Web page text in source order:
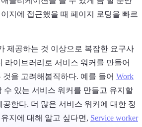
지에 접근했을 때 페이지 로딩을 빠르
제공하는 것 이상으로 복잡한 요구사
라이브러리로 서비스 워커를 만들어
을 고려해봄직하다. 예를 들어 Work
수 있는 서비스 워커를 만들고 유지할
한다. 더 많은 서비스 워커에 대한 정
지에 대해 알고 싶다면, Service worker